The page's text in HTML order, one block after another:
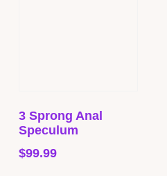
3 Sprong Anal
Speculum
$99.99